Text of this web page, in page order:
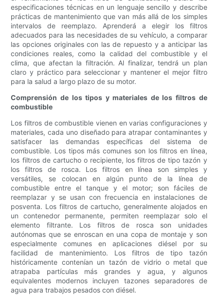
especificaciones técnicas en un lenguaje sencillo y describe
prácticas de mantenimiento que van más allá de los simples
intervalos de reemplazo. Aprenderá a elegir los filtros
adecuados para las necesidades de su vehículo, a comparar
las opciones originales con las de repuesto y a anticipar las
condiciones reales, como la calidad del combustible y el
clima, que afectan la filtración. Al finalizar, tendrá un plan
claro y práctico para seleccionar y mantener el mejor filtro
para la salud a largo plazo de su motor.
Comprensión de los tipos y materiales de los filtros de
combustible
Los filtros de combustible vienen en varias configuraciones y
materiales, cada uno diseñado para atrapar contaminantes y
satisfacer las demandas específicas del sistema de
combustible. Los tipos más comunes son los filtros en línea,
los filtros de cartucho o recipiente, los filtros de tipo tazón y
los filtros de rosca. Los filtros en línea son simples y
versátiles, se colocan en algún punto de la línea de
combustible entre el tanque y el motor; son fáciles de
reemplazar y se usan con frecuencia en instalaciones de
posventa. Los filtros de cartucho, generalmente alojados en
un contenedor permanente, permiten reemplazar solo el
elemento filtrante. Los filtros de rosca son unidades
autónomas que se enroscan en una copa de montaje y son
especialmente comunes en aplicaciones diésel por su
facilidad de mantenimiento. Los filtros de tipo tazón
históricamente contenían un tazón de vidrio o metal que
atrapaba partículas más grandes y agua, y algunos
equivalentes modernos incluyen tazones separadores de
agua para trabajos pesados ​​con diésel.